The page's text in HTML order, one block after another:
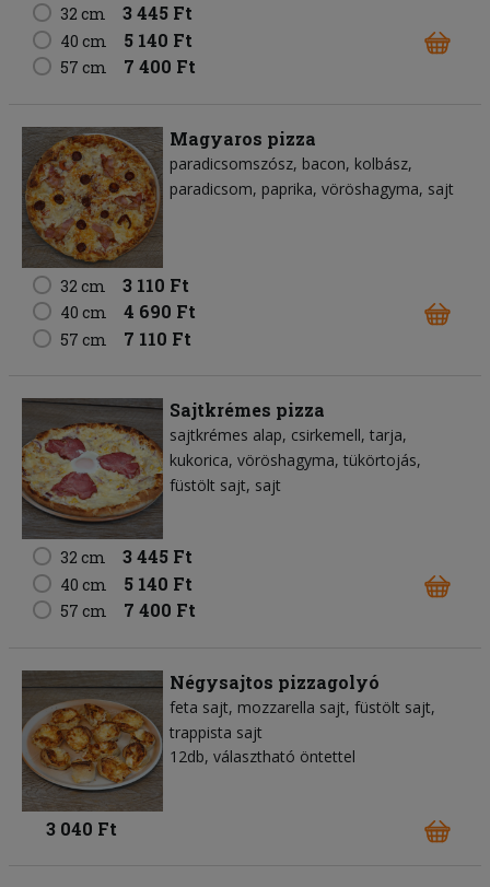
32 cm 3 445 Ft
40 cm 5 140 Ft
57 cm 7 400 Ft
Magyaros pizza
paradicsomszósz bacon kolbász
paradicsom paprika vöröshagyma sajt
32 cm 3 110 Ft
40 cm 4 690 Ft
57 cm 7 110 Ft
Sajtkrémes pizza
sajtkrémes alap csirkemell tarja
kukorica vöröshagyma tükörtojás
füstölt sajt sajt
32 cm 3 445 Ft
40 cm 5 140 Ft
57 cm 7 400 Ft
Négysajtos pizzagolyó
feta sajt mozzarella sajt füstölt sajt
trappista sajt
12db, választható öntettel
3 040 Ft